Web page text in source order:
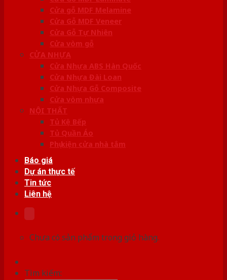
Cửa gỗ MDF Melamine
Cửa Gỗ MDF Veneer
Cửa Gỗ Tự Nhiên
Cửa vòm gỗ
CỬA NHỰA
Cửa Nhựa ABS Hàn Quốc
Cửa Nhựa Đài Loan
Cửa Nhựa Gỗ Composite
Cửa vòm nhựa
NỘI THẤT
Tủ Kệ Bếp
Tủ Quần Áo
Phụ kiện cửa nhà tắm
Báo giá
Dự án thực tế
Tin tức
Liên hệ
Chưa có sản phẩm trong giỏ hàng.
Tìm kiếm: